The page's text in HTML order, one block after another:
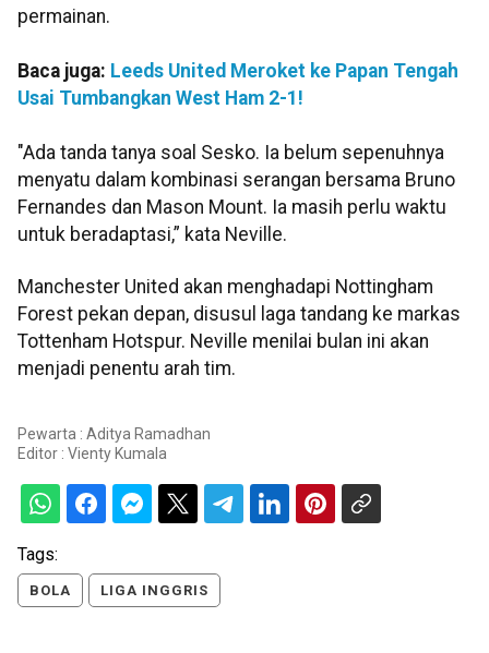
permainan.
Baca juga: Leeds United Meroket ke Papan Tengah
Usai Tumbangkan West Ham 2-1!
"Ada tanda tanya soal Sesko. Ia belum sepenuhnya
menyatu dalam kombinasi serangan bersama Bruno
Fernandes dan Mason Mount. Ia masih perlu waktu
untuk beradaptasi,” kata Neville.
Manchester United akan menghadapi Nottingham
Forest pekan depan, disusul laga tandang ke markas
Tottenham Hotspur. Neville menilai bulan ini akan
menjadi penentu arah tim.
Pewarta : Aditya Ramadhan
Editor : Vienty Kumala
Tags:
BOLA LIGA INGGRIS